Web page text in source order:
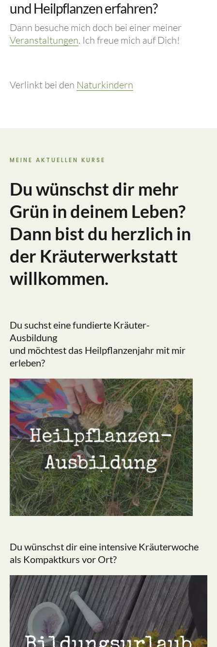
und Heilpflanzen erfahren?
Dann besuche mich doch bei einer meiner
Veranstaltungen. Ich freue mich auf Dich!
Verlinkt bei den Naturkindern
MEINE AKTUELLEN KURSE
Du wünschst dir mehr
Grün in deinem Leben?
Dann bist du herzlich in
der Kräuterwerkstatt
willkommen.
Du suchst eine fundierte Kräuter-
Ausbildung
und möchtest das Heilpflanzenjahr mit mir
erleben?
Du wünschst dir eine intensive Kräuterwoche
als Kompaktkurs vor Ort?